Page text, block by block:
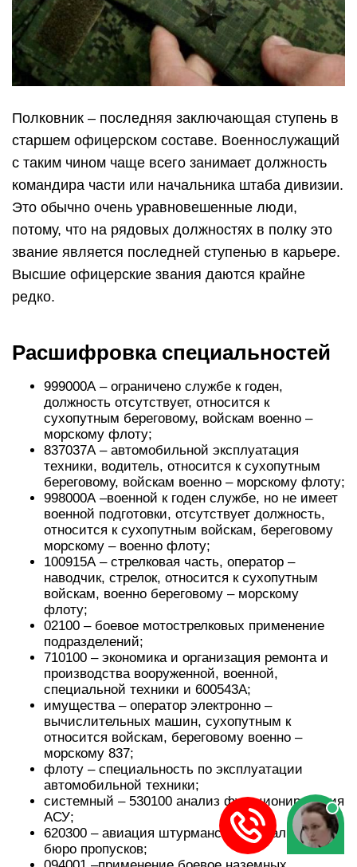
Полковник – последняя заключающая ступень в
старшем офицерском составе. Военнослужащий
с таким чином чаще всего занимает должность
командира части или начальника штаба дивизии.
Это обычно очень уравновешенные люди,
потому, что на рядовых должностях в полку это
звание является последней ступенью в карьере.
Высшие офицерские звания даются крайне
редко.
Расшифровка специальностей
999000А – ограничено службе к годен,
должность отсутствует, относится к
сухопутным береговому, войскам военно –
морскому флоту;
837037А – автомобильной эксплуатация
техники, водитель, относится к сухопутным
береговому, войскам военно – морскому флоту;
998000А –военной к годен службе, но не имеет
военной подготовки, отсутствует должность,
относится к сухопутным войскам, береговому
морскому – военно флоту;
100915А – стрелковая часть, оператор –
наводчик, стрелок, относится к сухопутным
войскам, военно береговому – морскому
флоту;
02100 – боевое мотострелковых применение
подразделений;
710100 – экономика и организация ремонта и
производства вооруженной, военной,
специальной техники и 600543А;
имущества – оператор электронно –
вычислительных машин, сухопутным к
относится войскам, береговому военно –
морскому 837;
флоту – специальность по эксплуатации
автомобильной техники;
системный – 530100 анализ функционирования
АСУ;
620300 – авиация штурманская, начальник
бюро пропусков;